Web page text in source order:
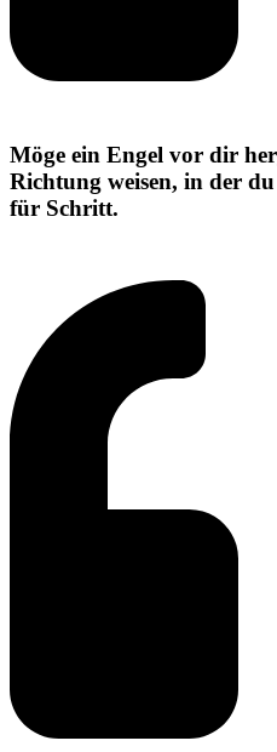
Möge ein Engel vor dir
Richtung weisen, in der
für Schritt.